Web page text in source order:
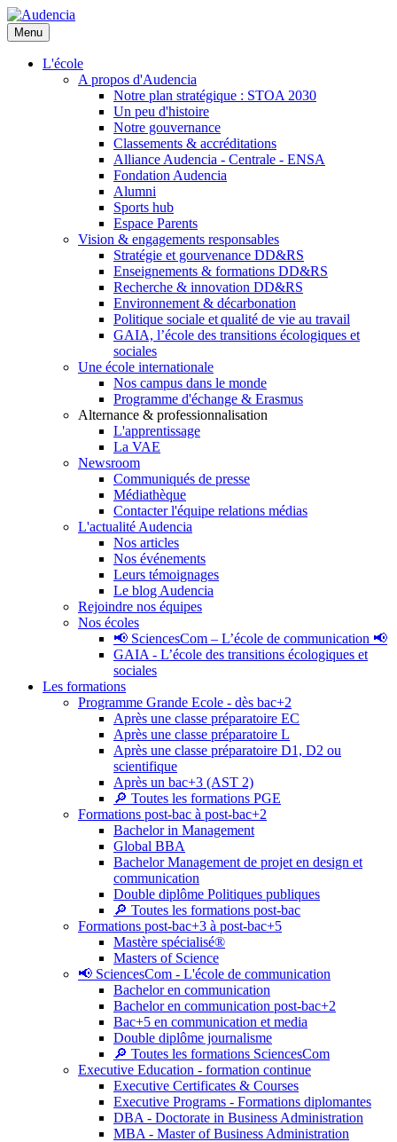
Aller
au
contenu
principal
Menu
L'école
A propos d'Audencia
Notre plan stratégique : STOA 2030
Un peu d'histoire
Notre gouvernance
Classements & accréditations
Alliance Audencia - Centrale - ENSA
Fondation Audencia
Alumni
Sports hub
Espace Parents
Vision & engagements responsables
Stratégie et gourvenance DD&RS
Enseignements & formations DD&RS
Recherche & innovation DD&RS
Environnement & décarbonation
Politique sociale et qualité de vie au travail
GAIA, l’école des transitions écologiques et
sociales
Une école internationale
Nos campus dans le monde
Programme d'échange & Erasmus
Alternance & professionnalisation
L'apprentissage
La VAE
Newsroom
Communiqués de presse
Médiathèque
Contacter l'équipe relations médias
L'actualité Audencia
Nos articles
Nos événements
Leurs témoignages
Le blog Audencia
Rejoindre nos équipes
Nos écoles
📢 SciencesCom – L’école de communication 📢
GAIA - L’école des transitions écologiques et
sociales
Les formations
Programme Grande Ecole - dès bac+2
Après une classe préparatoire EC
Après une classe préparatoire L
Après une classe préparatoire D1, D2 ou
scientifique
Après un bac+3 (AST 2)
🔎 Toutes les formations PGE
Formations post-bac à post-bac+2
Bachelor in Management
Global BBA
Bachelor Management de projet en design et
communication
Double diplôme Politiques publiques
🔎 Toutes les formations post-bac
Formations post-bac+3 à post-bac+5
Mastère spécialisé®
Masters of Science
📢 SciencesCom - L'école de communication
Bachelor en communication
Bachelor en communication post-bac+2
Bac+5 en communication et media
Double diplôme journalisme
🔎 Toutes les formations SciencesCom
Executive Education - formation continue
Executive Certificates & Courses
Executive Programs - Formations diplomantes
DBA - Doctorate in Business Administration
MBA - Master of Business Administration